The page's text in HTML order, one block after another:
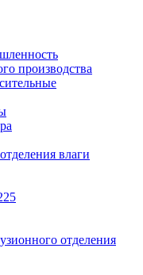
производства
влаги
отделения